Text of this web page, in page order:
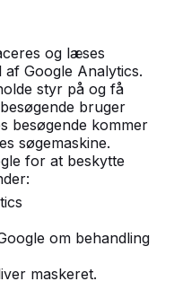
og læses
Google Analytics.
styr på og få
bruger
besøgende kommer
søgemaskine.
for at beskytte
om behandling
maskeret.
pr. stk.,